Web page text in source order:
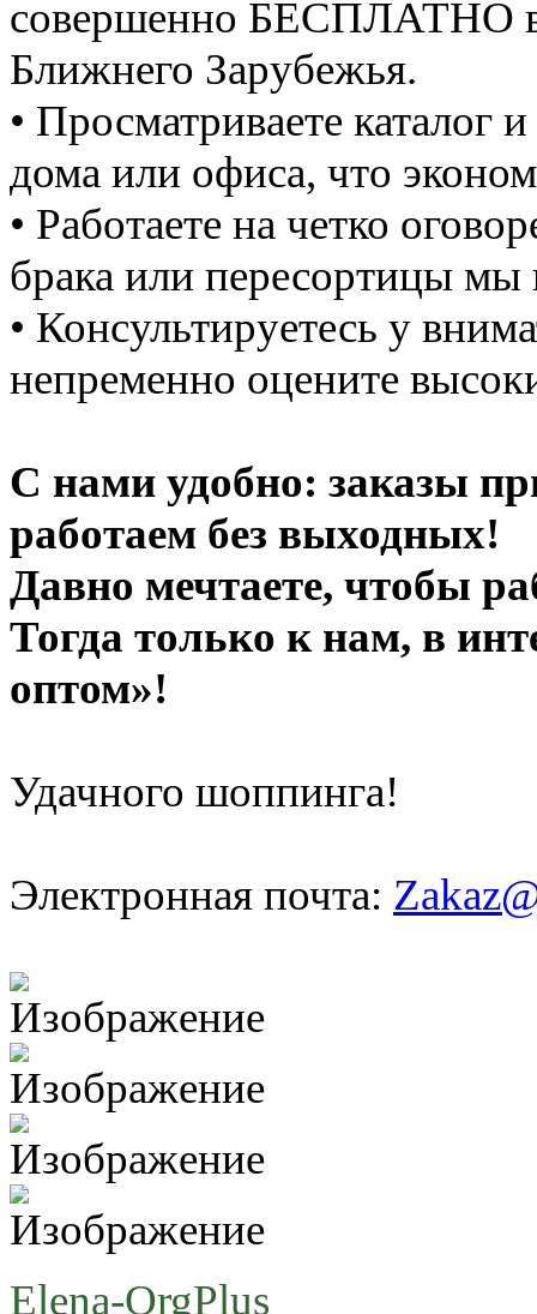
совершенно БЕСПЛАТНО
Ближнего Зарубежья.
• Просматриваете каталог
дома или офиса, что
• Работаете на четко
брака или пересортицы мы
• Консультируетесь у
непременно оцените
С нами удобно: заказы
работаем без выходных!
Давно мечтаете, чтобы
Тогда только к нам, в
оптом»!
Удачного шоппинга!
Электронная почта:
Elena-OrgPlus